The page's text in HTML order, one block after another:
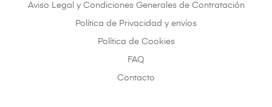
Aviso Legal y Condiciones Generales de Contratación
Política de Privacidad y envíos
Política de Cookies
FAQ
Contacto